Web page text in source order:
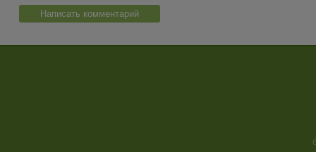
Написать комментарий